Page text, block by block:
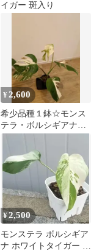
イガー 斑入り
¥2,600
希少品種１鉢☆モンス
テラ・ボルシギアナ・
¥2,500
モンステラ ボルシギア
ナ ホワイトタイガー 斑